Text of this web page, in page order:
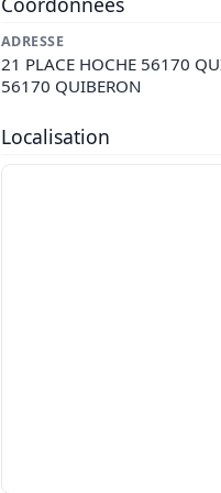
ADRESSE
21 PLACE HOCHE 56170
56170 QUIBERON
Localisation